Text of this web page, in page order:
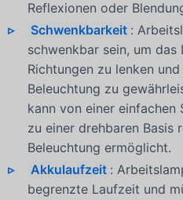
Reflexionen oder
Schwenkbarkeit :
schwenkbar sein, um
Richtungen zu lenken
Beleuchtung zu
kann von einer einfachen
zu einer drehbaren Basis
Beleuchtung ermöglicht.
Akkulaufzeit :
begrenzte Laufzeit und